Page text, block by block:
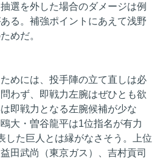
選を外した場合のダメージは例
る。補強ポイントにあえて浅野
めだ。
めには、投手陣の立て直しは必
わず、即戦力左腕はぜひとも欲
即戦力となる左腕候補が少な
大・曽谷龍平は1位指名が有力
した巨人とは縁がなさそう。上位
田武尚（東京ガス）、吉村貢司